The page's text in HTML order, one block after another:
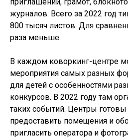
журналов. Всего за 2022 год
800 тысяч листов. Для
раза меньше.
В каждом коворкинг-центре
мероприятия самых разных
для детей с особенностями
конкурсов. В 2022 году там
таких событий. Центры готовы
предоставить помещения и
пригласить оператора и